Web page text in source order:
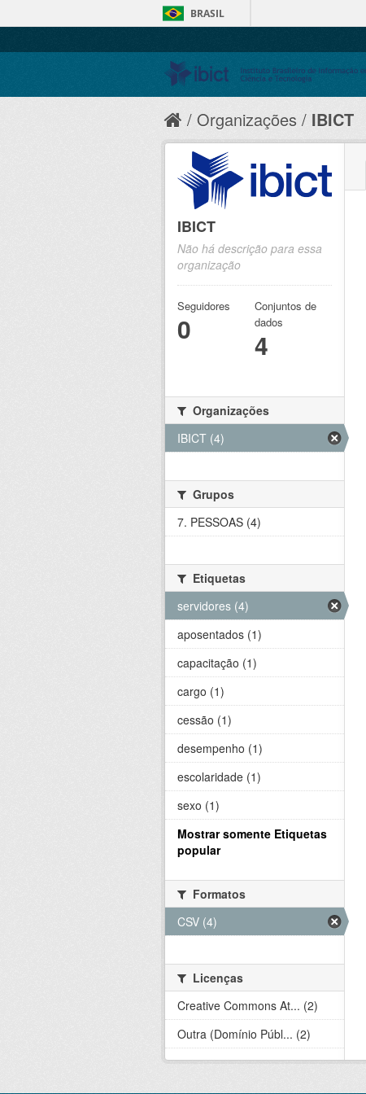
BRASIL
Organizações IBICT
IBICT
Não há descrição para essa
organização
Seguidores
0
Conjuntos de
dados
4
Organizações
IBICT (4)
Grupos
7. PESSOAS (4)
Etiquetas
servidores (4)
aposentados (1)
capacitação (1)
cargo (1)
cessão (1)
desempenho (1)
escolaridade (1)
sexo (1)
Mostrar somente Etiquetas
popular
Formatos
CSV (4)
Licenças
Creative Commons At... (2)
Outra (Domínio Públ... (2)